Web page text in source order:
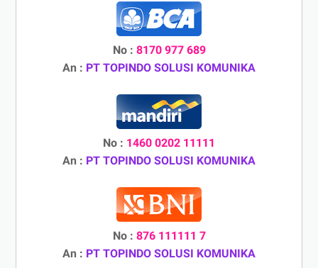
No : 8170 977 689
An : PT TOPINDO SOLUSI KOMUNIKA
No : 1460 0202 11111
An : PT TOPINDO SOLUSI KOMUNIKA
No : 876 111111 7
An : PT TOPINDO SOLUSI KOMUNIKA